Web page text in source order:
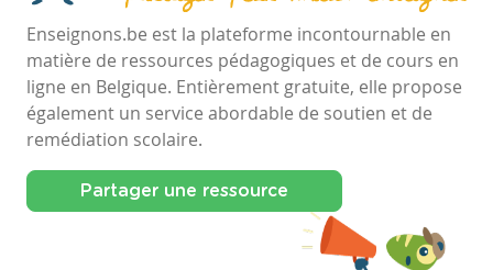
Enseignons.be est la plateforme incontournable en
matière de ressources pédagogiques et de cours en
ligne en Belgique. Entièrement gratuite, elle propose
également un service abordable de soutien et de
remédiation scolaire.
Partager une ressource